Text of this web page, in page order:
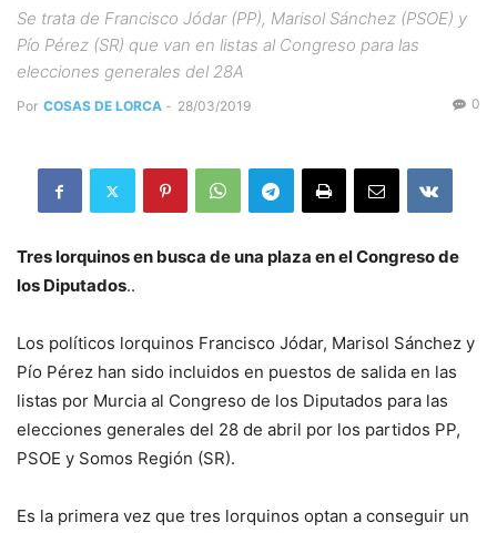
Se trata de Francisco Jódar (PP), Marisol Sánchez (PSOE) y
Pío Pérez (SR) que van en listas al Congreso para las
elecciones generales del 28A
Por COSAS DE LORCA - 28/03/2019 0
Tres lorquinos en busca de una plaza en el Congreso de
los Diputados..
Los políticos lorquinos Francisco Jódar, Marisol Sánchez y
Pío Pérez han sido incluidos en puestos de salida en las
listas por Murcia al Congreso de los Diputados para las
elecciones generales del 28 de abril por los partidos PP,
PSOE y Somos Región (SR).
Es la primera vez que tres lorquinos optan a conseguir un